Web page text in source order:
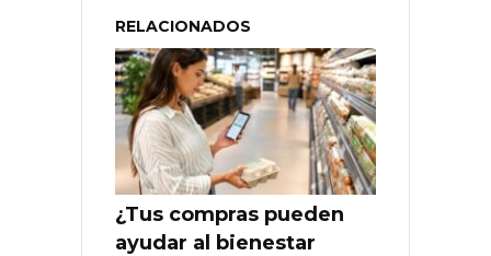
RELACIONADOS
¿Tus compras pueden
ayudar al bienestar